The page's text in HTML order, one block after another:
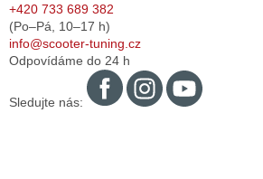
+420 733 689 382
(Po–Pá, 10–17 h)
info@scooter-tuning.cz
Odpovídáme do 24 h
Sledujte nás: